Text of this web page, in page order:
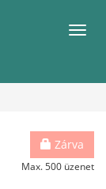
Zárva
Max. 500 üzenet